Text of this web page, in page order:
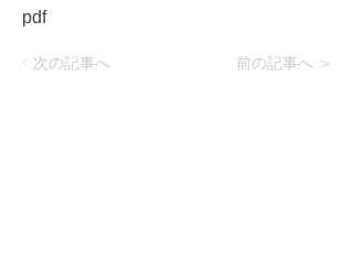
pdf
< 次の記事へ 前の記事へ ＞